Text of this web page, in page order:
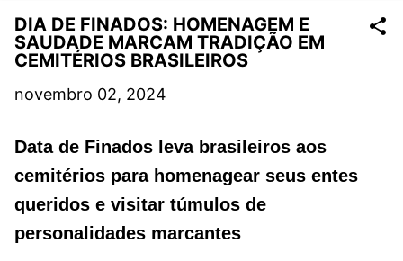
DIA DE FINADOS: HOMENAGEM E
SAUDADE MARCAM TRADIÇÃO EM
CEMITÉRIOS BRASILEIROS
novembro 02, 2024
Data de Finados leva brasileiros aos
cemitérios para homenagear seus entes
queridos e visitar túmulos de
personalidades marcantes